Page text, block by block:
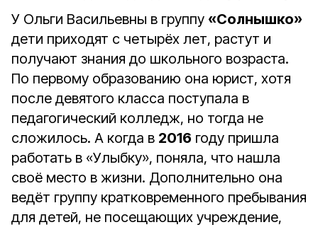
У Ольги Васильевны в группу «Солнышко»
дети приходят с четырёх лет, растут и
получают знания до школьного возраста.
По первому образованию она юрист, хотя
после девятого класса поступала в
педагогический колледж, но тогда не
сложилось. А когда в 2016 году пришла
работать в «Улыбку», поняла, что нашла
своё место в жизни. Дополнительно она
ведёт группу кратковременного пребывания
для детей, не посещающих учреждение,